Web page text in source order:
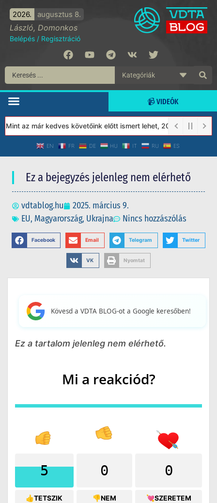
2026. augusztus 8.
László, Domonkos
Belépés / Regisztráció
📹 VIDEÓK
az már kedves követőink előtt ismert lehet, 2023-tól a Védett
EN FR DE HU IT RU ES
Ez a bejegyzés jelenleg nem elérhető
vdtablog.hu
2025. március 9.
EU, Magyarország, Ukrajna Nincs hozzászólás
Facebook Email Telegram Twitter
VK Nyomtat
Kövesd a VDTA BLOG-ot a Google keresőben!
Ez a tartalom jelenleg nem elérhető.
Mi a reakciód?
5
👍TETSZIK
0
👎NEM
0
💘SZERETEM